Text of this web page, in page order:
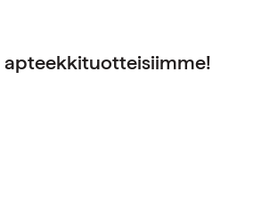
apteekkituotteisiimme!